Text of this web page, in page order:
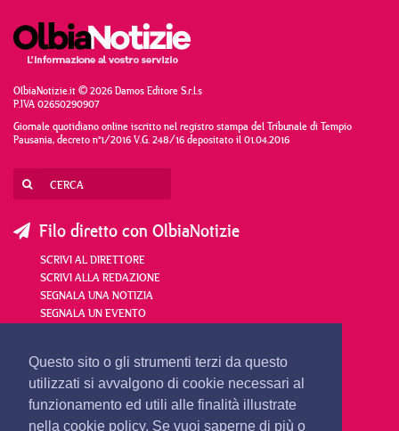
Questo sito o gli strumenti terzi da questo
utilizzati si avvalgono di cookie necessari al
funzionamento ed utili alle finalità illustrate
nella cookie policy. Se vuoi saperne di più o
OlbiaNotizie.it © 2026 Damos Editore S.r.l.s
P.IVA 02650290907
Giornale quotidiano online iscritto nel registro stampa del Tribunale di Tempio
Pausania, decreto n°1/2016 V.G. 248/16 depositato il 01.04.2016
Filo diretto con OlbiaNotizie
SCRIVI AL DIRETTORE
SCRIVI ALLA REDAZIONE
SEGNALA UNA NOTIZIA
SEGNALA UN EVENTO
redazione@olbianotizie.it